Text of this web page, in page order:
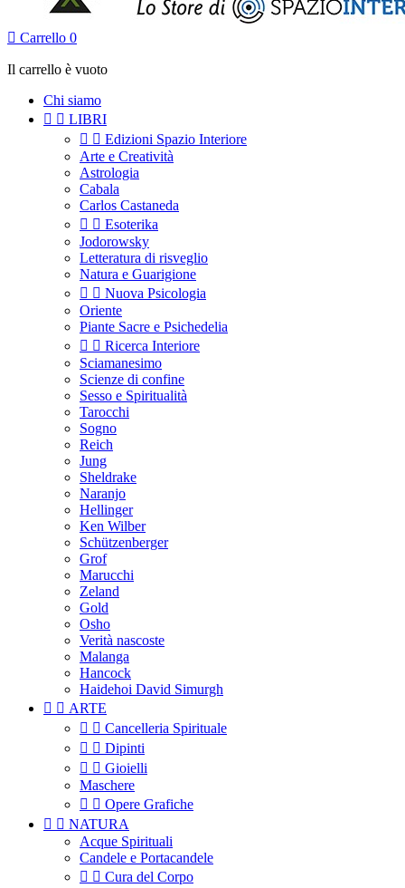
 Carrello 0
Il carrello è vuoto
Chi siamo
  LIBRI
  Edizioni Spazio Interiore
Arte e Creatività
Astrologia
Cabala
Carlos Castaneda
  Esoterika
Jodorowsky
Letteratura di risveglio
Natura e Guarigione
  Nuova Psicologia
Oriente
Piante Sacre e Psichedelia
  Ricerca Interiore
Sciamanesimo
Scienze di confine
Sesso e Spiritualità
Tarocchi
Sogno
Reich
Jung
Sheldrake
Naranjo
Hellinger
Ken Wilber
Schützenberger
Grof
Marucchi
Zeland
Gold
Osho
Verità nascoste
Malanga
Hancock
Haidehoi David Simurgh
  ARTE
  Cancelleria Spirituale
  Dipinti
  Gioielli
Maschere
  Opere Grafiche
  NATURA
Acque Spirituali
Candele e Portacandele
  Cura del Corpo